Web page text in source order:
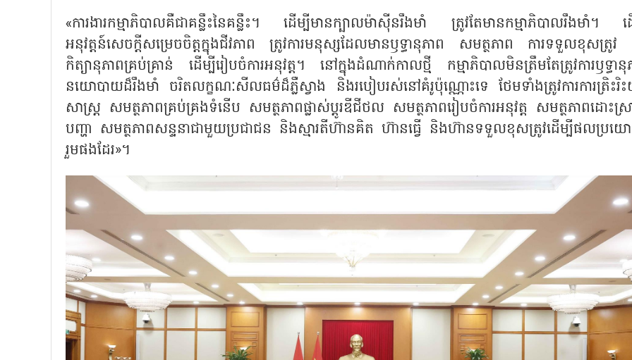
«ការងារកម្មាភិបាលគឺជាគន្លឹះនៃគន្លឹះ។ ដើម្បីមានក្បាលម៉ាស៊ីនរឹងមាំ ត្រូវតែមានកម្មាភិបាលរឹងមាំ។ ដ
អនុវត្តន៍សេចក្តីសម្រេចចិត្តក្នុងជីវភាព ត្រូវការមនុស្សដែលមានឫទ្ធានុភាព សមត្ថភាព ការទទួលខុសត្រូ
កិត្យានុភាពគ្រប់គ្រាន់ ដើម្បីរៀបចំការអនុវត្ត។ នៅក្នុងដំណាក់កាលថ្មី កម្មាភិបាលមិនត្រឹមតែត្រូវការឫទ្ធានុ
នយោបាយដ៏រឹងមាំ ចរិតលក្ខណៈសីលធម៌ដ៏ភ្លឺស្វាង និងរបៀបរស់នៅគំរូប៉ុណ្ណោះទេ ថែមទាំងត្រូវការការត្រិះរិះ
សាស្ត្រ សមត្ថភាពគ្រប់គ្រងទំនើប សមត្ថភាពផ្លាស់ប្តូរឌីជីថល សមត្ថភាពរៀបចំការអនុវត្ត សមត្ថភាពដោះស្
បញ្ហា សមត្ថភាពសន្ទនាជាមួយប្រជាជន និងស្មារតីហ៊ានគិត ហ៊ានធ្វើ និងហ៊ានទទួលខុសត្រូវដើម្បីផលប្រយ
រួមផងដែរ»។